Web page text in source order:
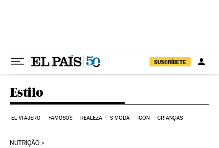
SUSCRÍBETE
Estilo
EL VIAJERO FAMOSOS REALEZA S MODA ICON CRIANÇAS
NUTRIÇÃO